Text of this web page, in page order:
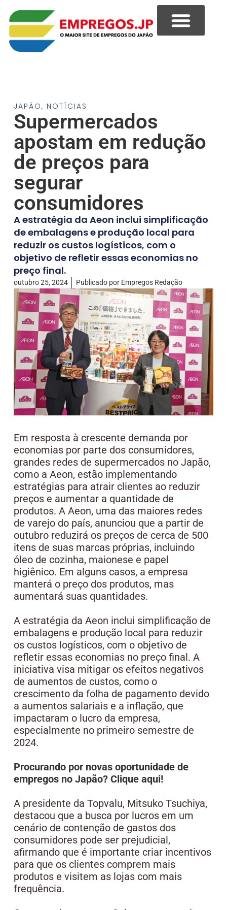
JAPÃO, NOTÍCIAS
Supermercados
apostam em redução
de preços para
segurar
consumidores
A estratégia da Aeon inclui simplificação
de embalagens e produção local para
reduzir os custos logísticos, com o
objetivo de refletir essas economias no
preço final.
outubro 25, 2024 Publicado porEmpregos Redação
Em resposta à crescente demanda por
economias por parte dos consumidores,
grandes redes de supermercados no Japão,
como a Aeon, estão implementando
estratégias para atrair clientes ao reduzir
preços e aumentar a quantidade de
produtos. A Aeon, uma das maiores redes
de varejo do país, anunciou que a partir de
outubro reduzirá os preços de cerca de 500
itens de suas marcas próprias, incluindo
óleo de cozinha, maionese e papel
higiênico. Em alguns casos, a empresa
manterá o preço dos produtos, mas
aumentará suas quantidades.
A estratégia da Aeon inclui simplificação de
embalagens e produção local para reduzir
os custos logísticos, com o objetivo de
refletir essas economias no preço final. A
iniciativa visa mitigar os efeitos negativos
de aumentos de custos, como o
crescimento da folha de pagamento devido
a aumentos salariais e a inflação, que
impactaram o lucro da empresa,
especialmente no primeiro semestre de
2024.
Procurando por novas oportunidade de
empregos no Japão? Clique aqui!
A presidente da Topvalu, Mitsuko Tsuchiya,
destacou que a busca por lucros em um
cenário de contenção de gastos dos
consumidores pode ser prejudicial,
afirmando que é importante criar incentivos
para que os clientes comprem mais
produtos e visitem as lojas com mais
frequência.